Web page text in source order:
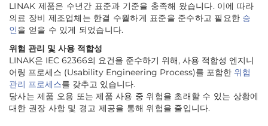
LINAK 제품은 수년간 표준과 기준을 충족해 왔습니다. 이에 따라
의료 장비 제조업체는 한결 수월하게 표준을 준수하고 필요한 승
인을 얻을 수 있게 되었습니다.
위험 관리 및 사용 적합성
LINAK은 IEC 62366의 요건을 준수하기 위해, 사용 적합성 엔지니
어링 프로세스 (Usability Engineering Process)를 포함한 위험
관리 프로세스를 갖추고 있습니다.
당사는 제품 오용 또는 제품 사용 중 위험을 초래할 수 있는 상황에
대한 권장 사항 및 경고 제공을 통해 위험을 줄입니다.